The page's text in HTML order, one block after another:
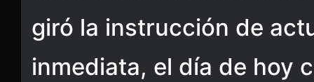
giró la instrucción de
inmediata, el día de hoy